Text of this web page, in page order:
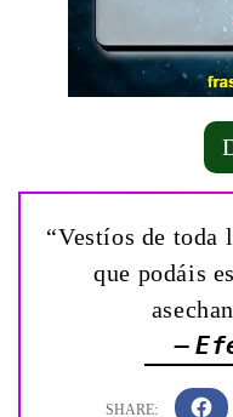
“Vestíos de toda
que podáis
—